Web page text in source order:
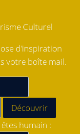
Culturel
d'inspiration
votre boîte mail.
humain :